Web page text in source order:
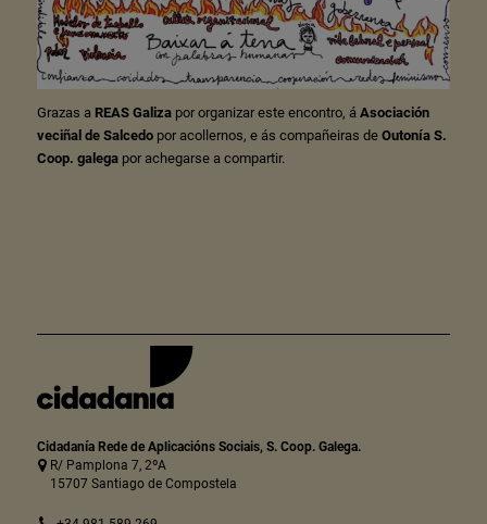
Grazas a REAS Galizapor organizar este encontro, á Asociación
veciñal de Salcedopor acollernos, e ás compañeiras de Outonía S.
Coop. galegapor achegarse a compartir.
Cidadanía Rede de Aplicacións Sociais, S. Coop. Galega.
R/ Pamplona 7, 2ºA
15707 Santiago de Compostela